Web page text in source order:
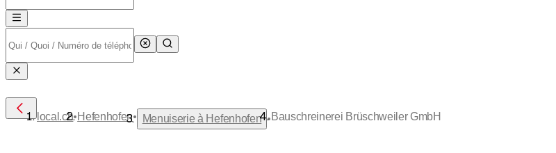
local.ch•Hefenhofen• Menuiserie à Hefenhofen •Bauschreinerei Brüschweiler GmbH